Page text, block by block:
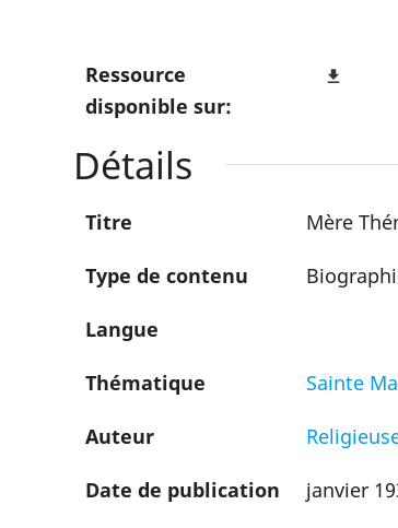
Ressource
disponible sur:
file_download
Détails
Titre Mère
Type de contenu
Langue
Thématique Sainte
Auteur
Date de publication janvier